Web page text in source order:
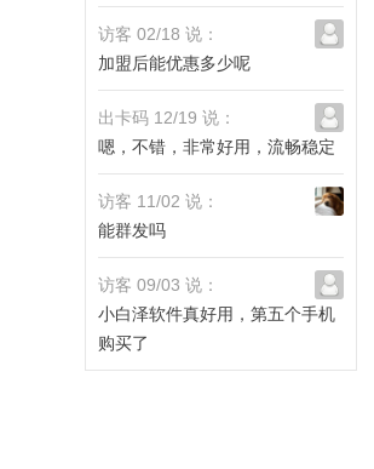
访客 02/18 说：
加盟后能优惠多少呢
出卡码 12/19 说：
嗯，不错，非常好用，流畅稳定
访客 11/02 说：
能群发吗
访客 09/03 说：
小白泽软件真好用，第五个手机
购买了